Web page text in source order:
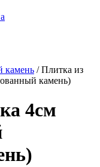
камень /Плитка из
камень)
4см